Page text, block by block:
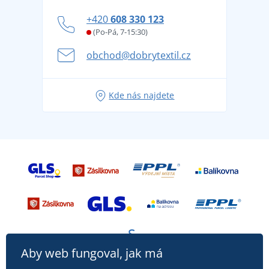
Věrnostní program BONTIS +
Letní dobrodružství začíná balením aneb připravte
se na dovolenou bez starostí
Tipy na svěží outfity pro pohodové léto
+420608 330 123
(Po-Pá, 7-15:30)
obchod@dobrytextil.cz
Kde nás najdete
Aby web fungoval, jak má